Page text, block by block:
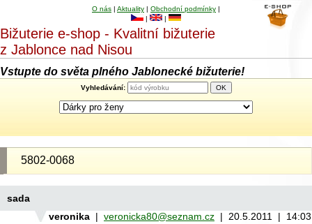
O nás | Aktuality | Obchodní podmínky |
|
|
Bižuterie e-shop - Kvalitní bižuterie
z Jablonce nad Nisou
Vstupte do světa plného Jablonecké bižuterie!
Vyhledávání:
5802-0068
sada
veronika | veronicka80@seznam.cz | 20.5.2011 |